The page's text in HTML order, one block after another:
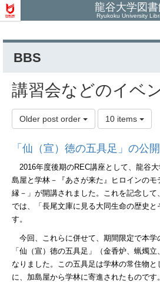
龍谷大学図書
Ryukoku University
BBS
講習会などのイベ
Older post order 10 items
「仙（宣）徳の五具足」の公
2016年度後期のREC講座として、龍谷
島屋と学林－『あさが来た』ヒロインの
縁－」が開講されました。これを記念し
では、「長尾文庫に見る大同生命の歴史と
す。
今回、これらに併せて、期間限定で本学
「仙（宣）徳の五具足」（金香炉、蝋燭
なりました。この五具足は学林の常住物と
に、加島屋から学林に寄進されたものです。